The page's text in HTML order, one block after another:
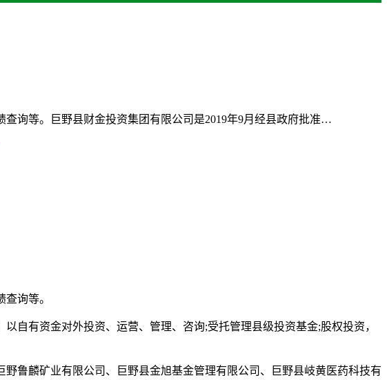
询等。巨野县财金投资集团有限公司是2019年9月经县政府批准…
询等。
自有资金对外投资、运营、管理、咨询;受托管理县级投资基金;股权投资，
鲁麟矿业有限公司、巨野县金旭基金管理有限公司、巨野县岐黄医药科技有